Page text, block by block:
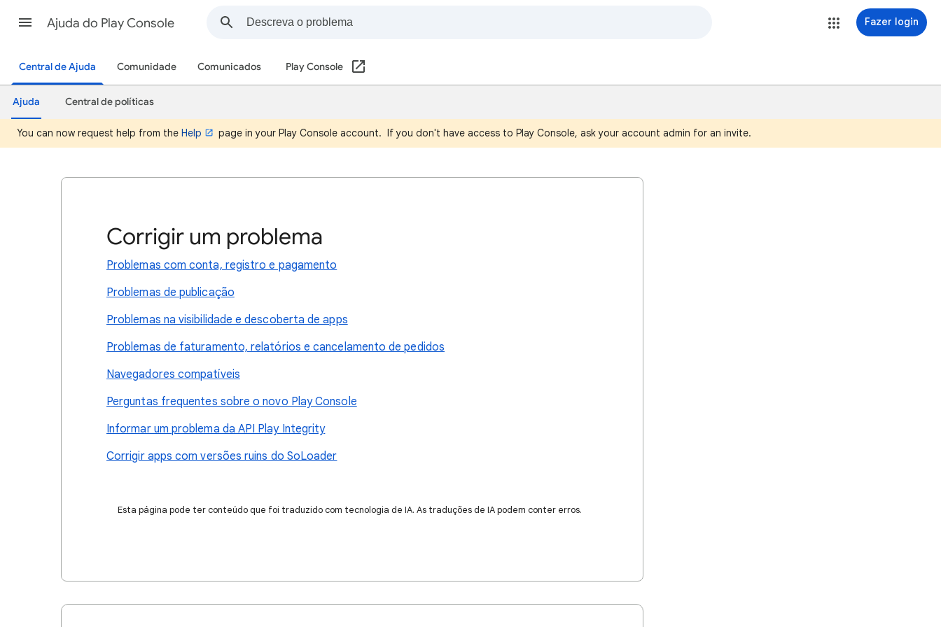
Ajuda do Play Console Fazer login
Central de Ajuda Comunidade Comunicados Play Console
Ajuda Central de políticas
You can now request help from the Help page in your Play Console account. If you don't have access to Play Console, ask your account admin for an invite.
Corrigir um problema
Problemas com conta, registro e pagamento
Problemas de publicação
Problemas na visibilidade e descoberta de apps
Problemas de faturamento, relatórios e cancelamento de pedidos
Navegadores compatíveis
Perguntas frequentes sobre o novo Play Console
Informar um problema da API Play Integrity
Corrigir apps com versões ruins do SoLoader
Esta página pode ter conteúdo que foi traduzido com tecnologia de IA. As traduções de IA podem conter erros.